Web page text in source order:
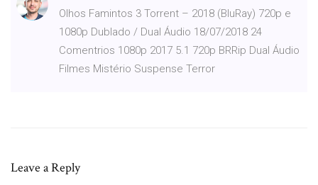
Olhos Famintos 3 Torrent – 2018 (BluRay) 720p e
1080p Dublado / Dual Áudio 18/07/2018 24
Comentrios 1080p 2017 5.1 720p BRRip Dual Áudio
Filmes Mistério Suspense Terror
Leave a Reply